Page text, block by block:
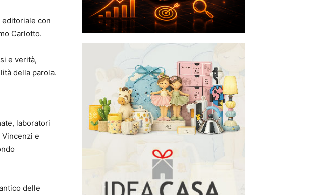
editoriale con
Carlotto.
e verità,
della parola.
laboratori
e
delle